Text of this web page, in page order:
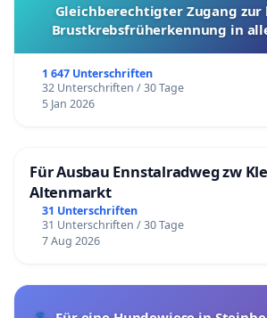
Gleichberechtigter Zugang zur
Brustkrebsfrüherkennung in
1 647 Unterschriften
32 Unterschriften / 30 Tage
5 Jan 2026
Für Ausbau Ennstalradweg zw
Altenmarkt
31 Unterschriften
31 Unterschriften / 30 Tage
7 Aug 2026